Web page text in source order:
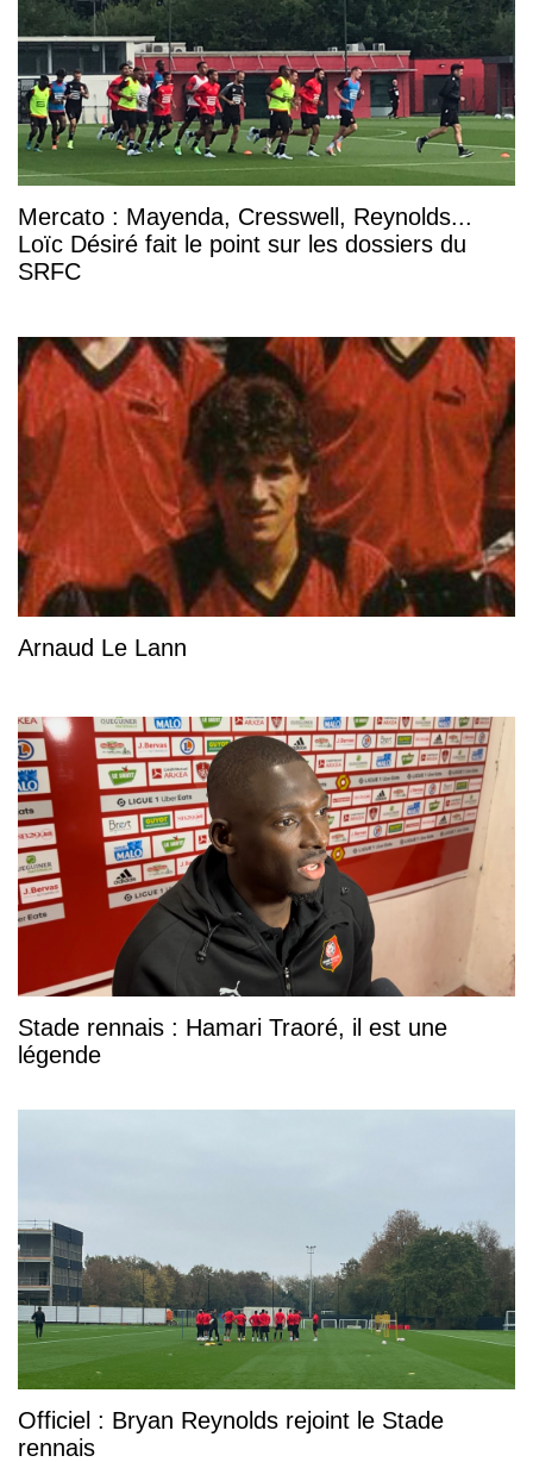
Mercato : Mayenda, Cresswell, Reynolds...
Loïc Désiré fait le point sur les dossiers du
SRFC
Arnaud Le Lann
Stade rennais : Hamari Traoré, il est une
légende
Officiel : Bryan Reynolds rejoint le Stade
rennais